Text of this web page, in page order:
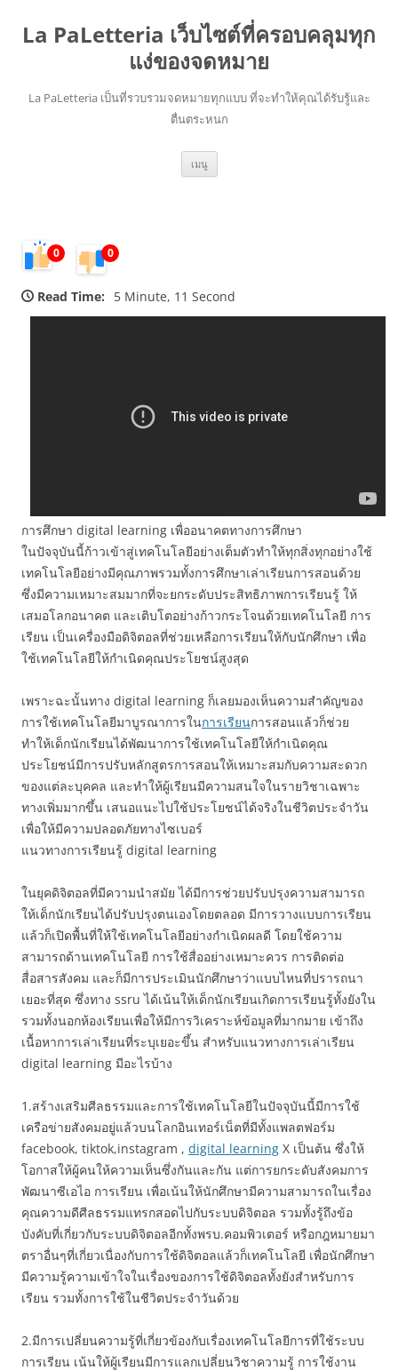
La PaLetteria เว็บไซต์ที่ครอบคลุมทุก
แง่ของจดหมาย
La PaLetteria เป็นที่รวบรวมจดหมายทุกแบบ ที่จะทำให้คุณได้รับรู้และ
ตื่นตระหนก
เมนู ข้าม
ยัง
0 0
Read Time: 5 Minute, 11 Second
การศึกษา digital learning เพื่ออนาคตทางการศึกษา
ในปัจจุบันนี้ก้าวเข้าสู่เทคโนโลยีอย่างเต็มตัวทำให้ทุกสิ่งทุกอย่างใช้
เทคโนโลยีอย่างมีคุณภาพรวมทั้งการศึกษาเล่าเรียนการสอนด้วย
ซึ่งมีความเหมาะสมมากที่จะยกระดับประสิทธิภาพการเรียนรู้ ให้
เสมอโลกอนาคต และเติบโตอย่างก้าวกระโจนด้วยเทคโนโลยี การ
เรียน เป็นเครื่องมือดิจิตอลที่ช่วยเหลือการเรียนให้กับนักศึกษา เพื่อ
ใช้เทคโนโลยีให้กำเนิดคุณประโยชน์สูงสุด
เพราะฉะนั้นทาง digital learning ก็เลยมองเห็นความสำคัญของ
การใช้เทคโนโลยีมาบูรณาการในการเรียนการสอนแล้วก็ช่วย
ทำให้เด็กนักเรียนได้พัฒนาการใช้เทคโนโลยีให้กำเนิดคุณ
ประโยชน์มีการปรับหลักสูตรการสอนให้เหมาะสมกับความสะดวก
ของแต่ละบุคคล และทำให้ผู้เรียนมีความสนใจในรายวิชาเฉพาะ
ทางเพิ่มมากขึ้น เสนอแนะไปใช้ประโยชน์ได้จริงในชีวิตประจำวัน
เพื่อให้มีความปลอดภัยทางไซเบอร์
แนวทางการเรียนรู้ digital learning
ในยุคดิจิตอลที่มีความนำสมัย ได้มีการช่วยปรับปรุงความสามารถ
ให้เด็กนักเรียนได้ปรับปรุงตนเองโดยตลอด มีการวางแบบการเรียน
แล้วก็เปิดพื้นที่ให้ใช้เทคโนโลยีอย่างกำเนิดผลดี โดยใช้ความ
สามารถด้านเทคโนโลยี การใช้สื่ออย่างเหมาะควร การติดต่อ
สื่อสารสังคม และก็มีการประเมินนักศึกษาว่าแบบไหนที่ปรารถนา
เยอะที่สุด ซึ่งทาง ssru ได้เน้นให้เด็กนักเรียนเกิดการเรียนรู้ทั้งยังใน
รวมทั้งนอกห้องเรียนเพื่อให้มีการวิเคราะห์ข้อมูลที่มากมาย เข้าถึง
เนื้อหาการเล่าเรียนที่ระบุเยอะขึ้น สำหรับแนวทางการเล่าเรียน
digital learning มีอะไรบ้าง
1.สร้างเสริมศีลธรรมและการใช้เทคโนโลยีในปัจจุบันนี้มีการใช้
เครือข่ายสังคมอยู่แล้วบนโลกอินเทอร์เน็ตที่มีทั้งแพลตฟอร์ม
facebook, tiktok,instagram , digital learning X เป็นต้น ซึ่งให้
โอกาสให้ผู้คนให้ความเห็นซึ่งกันและกัน แต่การยกระดับสังคมการ
พัฒนาซีเอไอ การเรียน เพื่อเน้นให้นักศึกษามีความสามารถในเรื่อง
คุณความดีศีลธรรมแทรกสอดไปกับระบบดิจิตอล รวมทั้งรู้ถึงข้อ
บังคับที่เกี่ยวกับระบบดิจิตอลอีกทั้งพรบ.คอมพิวเตอร์ หรือกฎหมายมา
ตราอื่นๆที่เกี่ยวเนื่องกับการใช้ดิจิตอลแล้วก็เทคโนโลยี เพื่อนักศึกษา
มีความรู้ความเข้าใจในเรื่องของการใช้ดิจิตอลทั้งยังสำหรับการ
เรียน รวมทั้งการใช้ในชีวิตประจำวันด้วย
2.มีการเปลี่ยนความรู้ที่เกี่ยวข้องกับเรื่องเทคโนโลยีการที่ใช้ระบบ
การเรียน เน้นให้ผู้เรียนมีการแลกเปลี่ยนวิชาความรู้ การใช้งาน